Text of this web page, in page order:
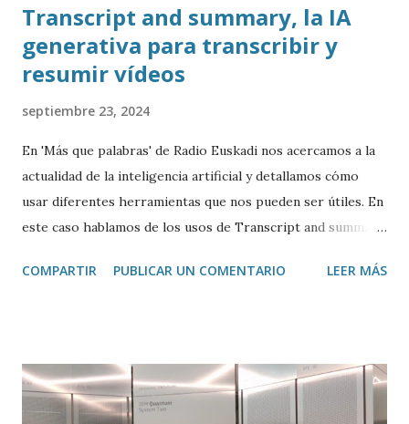
Transcript and summary, la IA
generativa para transcribir y
resumir vídeos
septiembre 23, 2024
En 'Más que palabras' de Radio Euskadi nos acercamos a la
actualidad de la inteligencia artificial y detallamos cómo
usar diferentes herramientas que nos pueden ser útiles. En
este caso hablamos de los usos de Transcript and summary
transcribir y resumir los vídeos de Youtube, así como
COMPARTIR PUBLICAR UN COMENTARIO LEER MÁS